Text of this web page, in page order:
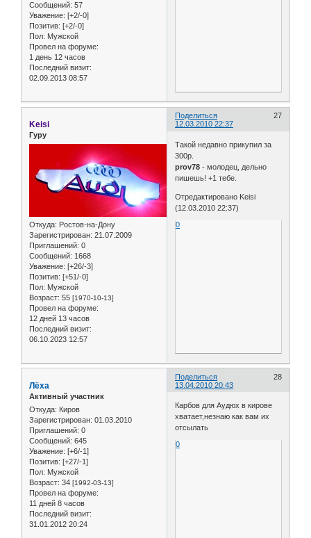
Сообщений: 57
Уважение: [+2/-0]
Позитив: [+2/-0]
Пол: Мужской
Провел на форуме:
1 день 12 часов
Последний визит:
02.09.2013 08:57
Поделиться
27
12.03.2010 22:37
Keisi
Гуру
Откуда: Ростов-на-Дону
Зарегистрирован: 21.07.2009
Приглашений: 0
Сообщений: 1668
Уважение: [+26/-3]
Позитив: [+51/-0]
Пол: Мужской
Возраст: 55 [1970-10-13]
Провел на форуме:
12 дней 13 часов
Последний визит:
06.10.2023 12:57
Такой недавно прикупил за
300р.
prov78 - молодец, дельно
пишешь! +1 тебе.
Отредактировано Keisi
(12.03.2010 22:37)
0
Поделиться
28
13.04.2010 20:43
Лёха
Активный участник
Откуда: Киров
Зарегистрирован: 01.03.2010
Приглашений: 0
Сообщений: 645
Уважение: [+6/-1]
Позитив: [+27/-1]
Пол: Мужской
Возраст: 34 [1992-03-13]
Провел на форуме:
11 дней 8 часов
Последний визит:
31.01.2012 20:24
Карбов для Аудюх в кирове
хватает,незнаю как вам их
отсылать
0